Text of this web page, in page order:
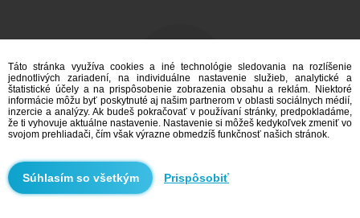
Mám záujem
Vyhľadávanie
Táto stránka využíva cookies a iné technológie sledovania na rozlíšenie
jednotlivých zariadení, na individuálne nastavenie služieb, analytické a
štatistické účely a na prispôsobenie zobrazenia obsahu a reklám. Niektoré
informácie môžu byť poskytnuté aj našim partnerom v oblasti sociálnych médií,
inzercie a analýzy. Ak budeš pokračovať v používaní stránky, predpokladáme,
že ti vyhovuje aktuálne nastavenie. Nastavenie si môžeš kedykoľvek zmeniť vo
svojom prehliadači, čím však výrazne obmedzíš funkčnosť našich stránok.
Prispôsobiť